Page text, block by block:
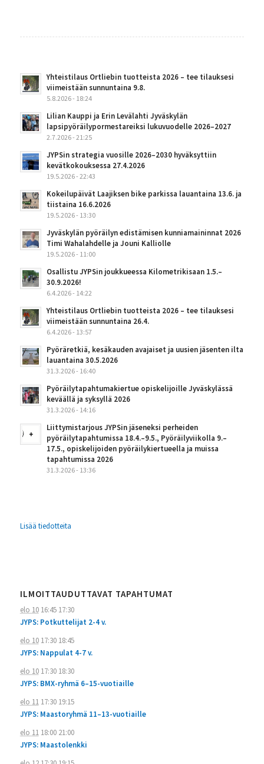
Yhteistilaus Ortliebin tuotteista 2026 – tee tilauksesi
viimeistään sunnuntaina 9.8.
5.8.2026 - 18:24
Lilian Kauppi ja Erin Levälahti Jyväskylän
lapsipyöräilypormestareiksi lukuvuodelle 2026–2027
2.7.2026 - 21:25
JYPSin strategia vuosille 2026–2030 hyväksyttiin
kevätkokouksessa 27.4.2026
19.5.2026 - 22:43
Kokeilupäivät Laajiksen bike parkissa lauantaina 13.6. ja
tiistaina 16.6.2026
19.5.2026 - 13:30
Jyväskylän pyöräilyn edistämisen kunniamaininnat 2026
Timi Wahalahdelle ja Jouni Kalliolle
19.5.2026 - 11:00
Osallistu JYPSin joukkueessa Kilometrikisaan 1.5.–
30.9.2026!
6.4.2026 - 14:22
Yhteistilaus Ortliebin tuotteista 2026 – tee tilauksesi
viimeistään sunnuntaina 26.4.
6.4.2026 - 13:57
Pyöräretkiä, kesäkauden avajaiset ja uusien jäsenten ilta
lauantaina 30.5.2026
31.3.2026 - 16:40
Pyöräilytapahtumakiertue opiskelijoille Jyväskylässä
keväällä ja syksyllä 2026
31.3.2026 - 14:16
Liittymistarjous JYPSin jäseneksi perheiden
pyöräilytapahtumissa 18.4.–9.5., Pyöräilyviikolla 9.–
17.5., opiskelijoiden pyöräilykiertueella ja muissa
tapahtumissa 2026
31.3.2026 - 13:36
Lisää tiedotteita
ILMOITTAUDUTTAVAT TAPAHTUMAT
elo 1016:45 17:30
JYPS: Potkuttelijat 2-4 v.
elo 1017:30 18:45
JYPS: Nappulat 4-7 v.
elo 1017:30 18:30
JYPS: BMX-ryhmä 6–15-vuotiaille
elo 1117:30 19:15
JYPS: Maastoryhmä 11–13-vuotiaille
elo 1118:00 21:00
JYPS: Maastolenkki